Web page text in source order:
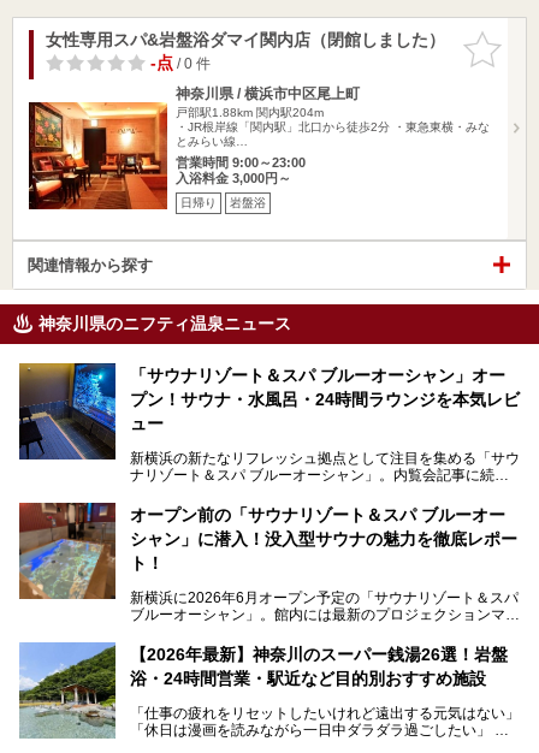
お気に入
りに追加
女性専用スパ&岩盤浴ダマイ関内店（閉館しました）
-点/ 0 件
神奈川県 / 横浜市中区尾上町
戸部駅1.88km 関内駅204m
・JR根岸線「関内駅」北口から徒歩2分 ・東急東横・みな
とみらい線…
営業時間 9:00～23:00
入浴料金 3,000円～
日帰り 岩盤浴
関連情報から探す
神奈川県のニフティ温泉ニュース
「サウナリゾート＆スパ ブルーオーシャン」オー
プン！サウナ・水風呂・24時間ラウンジを本気レビ
ュー
新横浜の新たなリフレッシュ拠点として注目を集める「サウ
ナリゾート＆スパ ブルーオーシャン」。内覧会記事に続
す。サウナや水風呂の気持ちよさはもちろん、リラックスス
ペースの過ごしやすさまで徹底チェック。新横浜エリアで日
常の疲れをリセットしたい人、ライブやスポーツ観戦遠征組
は必見です。
オープン前の「サウナリゾート＆スパ ブルーオー
シャン」に潜入！没入型サウナの魅力を徹底レポー
ト！
新横浜に2026年6月オープン予定の「サウナリゾート＆スパ
ブルーオーシャン」。館内には最新のプロジェクションマッ
的な“没入感（イマーシブ）”を体験できます。
今回は、そんな大注目の施設に一足先にお邪魔し、その全貌
を見学させていただきました！
【2026年最新】神奈川のスーパー銭湯26選！岩盤
浴・24時間営業・駅近など目的別おすすめ施設
「仕事の疲れをリセットしたいけれど遠出する元気はない」
「休日は漫画を読みながら一日中ダラダラ過ごしたい」